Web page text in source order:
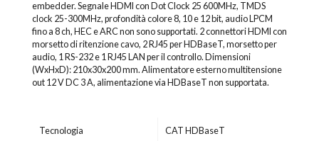
embedder. Segnale HDMI con Dot Clock 25 600MHz, TMDS
clock 25-300MHz, profondità colore 8, 10 e 12 bit, audio LPCM
fino a 8 ch, HEC e ARC non sono supportati. 2 connettori HDMI con
morsetto di ritenzione cavo, 2 RJ45 per HDBaseT, morsetto per
audio, 1 RS-232 e 1 RJ45 LAN per il controllo. Dimensioni
(WxHxD): 210x30x200 mm. Alimentatore esterno multitensione
out 12 V DC 3 A, alimentazione via HDBaseT non supportata.
Tecnologia CAT HDBaseT